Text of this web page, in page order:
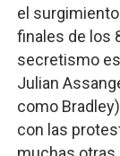
el
finales de los
secretismo
Julian
como
con las